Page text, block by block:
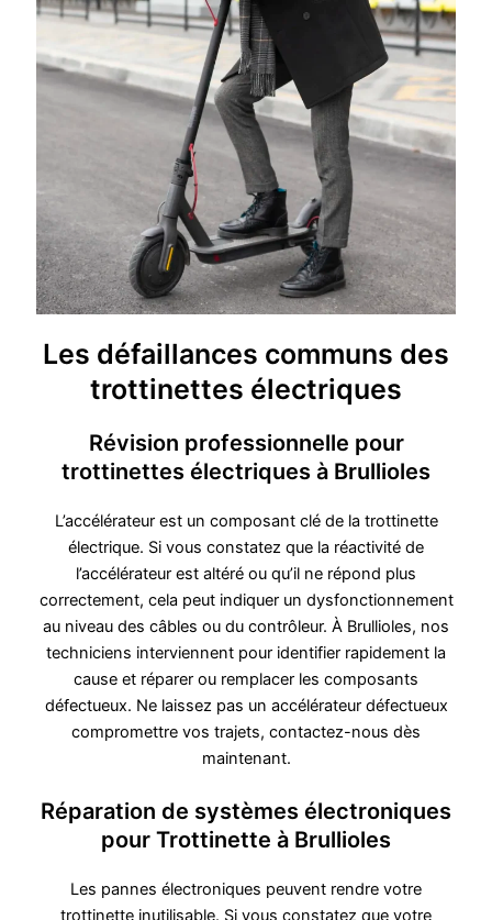
Les défaillances communs des
trottinettes électriques
Révision professionnelle pour
trottinettes électriques à Brullioles
L’accélérateur est un composant clé de la trottinette
électrique. Si vous constatez que la réactivité de
l’accélérateur est altéré ou qu’il ne répond plus
correctement, cela peut indiquer un dysfonctionnement
au niveau des câbles ou du contrôleur. À Brullioles, nos
techniciens interviennent pour identifier rapidement la
cause et réparer ou remplacer les composants
défectueux. Ne laissez pas un accélérateur défectueux
compromettre vos trajets, contactez-nous dès
maintenant.
Réparation de systèmes électroniques
pour Trottinette à Brullioles
Les pannes électroniques peuvent rendre votre
trottinette inutilisable. Si vous constatez que votre